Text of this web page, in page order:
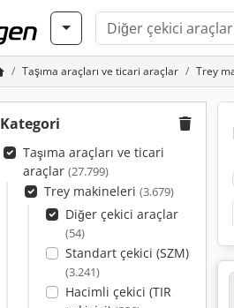
Taşıma araçları ve ticari araçlar Trey
Kategori
Taşıma araçları ve ticari
araçlar (27.799)
Trey makineleri (3.679)
Diğer çekici araçlar
(54)
Standart çekici (SZM)
(3.241)
Hacimli çekici (TIR